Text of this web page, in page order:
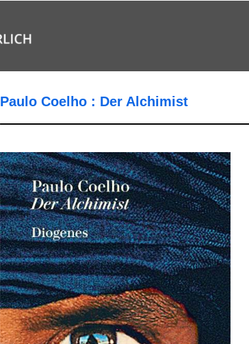
Paulo Coelho : Der Alchimist